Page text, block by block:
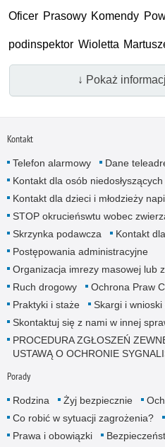
Oficer Prasowy Komendy
podinspektor Wioletta
↓ Pokaż
Kontakt
Telefon alarmowy
Dane
Kontakt dla osób niedosłyszących
Kontakt dla dzieci i młodzieży
STOP okrucieńswtu wobec
Skrzynka podawcza
Kontakt
Postępowania administracyjne
Organizacja imrezy masowej lub
Ruch drogowy
Ochrona Praw
Praktyki i staże
Skargi i wnioski
Skontaktuj się z nami w innej
PROCEDURA ZGŁOSZEŃ
USTAWĄ O OCHRONIE
Porady
Rodzina Żyj bezpiecznie
Co robić w sytuacji zagrożenia?
Prawa i obowiązki